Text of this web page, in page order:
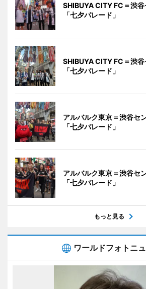
SHIBUYA CITY FC＝渋
「七夕パレード」
SHIBUYA CITY FC＝渋
「七夕パレード」
アルバルク東京＝渋谷セ
「七夕パレード」
アルバルク東京＝渋谷セ
「七夕パレード」
もっと見る
ワールドフォトニ